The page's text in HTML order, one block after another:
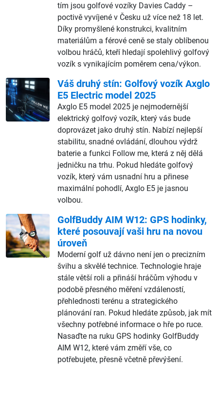
tím jsou golfové vozíky Davies Caddy –
poctivě vyvíjené v Česku už více než 18 let.
Díky promyšlené konstrukci, kvalitním
materiálům a férové ceně se staly oblíbenou
volbou hráčů, kteří hledají spolehlivý golfový
vozík s vynikajícím poměrem cena/výkon.
Váš druhý stín: Golfový vozík Axglo
E5 Electric model 2025
Axglo E5 model 2025 je nejmodernější
elektrický golfový vozík, který vás bude
doprovázet jako druhý stín. Nabízí nejlepší
stabilitu, snadné ovládání, dlouhou výdrž
baterie a funkci Follow me, která z něj dělá
jedničku na trhu. Pokud hledáte golfový
vozík, který vám usnadní hru a přinese
maximální pohodlí, Axglo E5 je jasnou
volbou.
GolfBuddy AIM W12: GPS hodinky,
které posouvají vaši hru na novou
úroveň
Moderní golf už dávno není jen o precizním
švihu a skvělé technice. Technologie hraje
stále větší roli a přináší hráčům výhodu v
podobě přesného měření vzdáleností,
přehlednosti terénu a strategického
plánování ran. Pokud hledáte způsob, jak mít
všechny potřebné informace o hře po ruce.
Nasaďte na ruku GPS hodinky GolfBuddy
AIM W12, které vám změří vše, co
potřebujete, přesně včetně převýšení.